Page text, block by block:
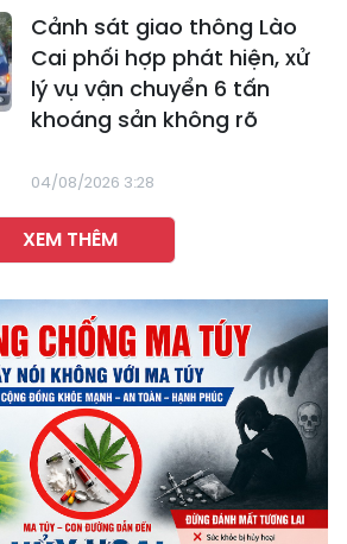
Cảnh sát giao thông Lào
Cai phối hợp phát hiện, xử
lý vụ vận chuyển 6 tấn
khoáng sản không rõ
04/08/2026 3:28
XEM THÊM